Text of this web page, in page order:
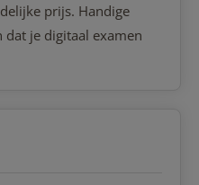
prijs. Handige
je digitaal examen